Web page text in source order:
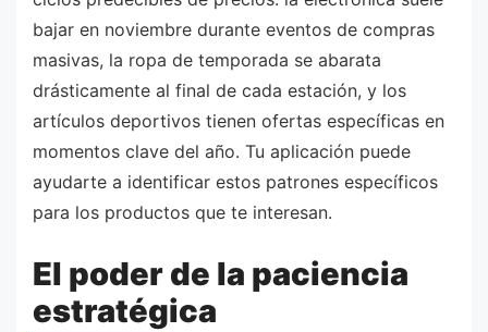
bajar en noviembre durante eventos de compras
masivas, la ropa de temporada se abarata
drásticamente al final de cada estación, y los
artículos deportivos tienen ofertas específicas en
momentos clave del año. Tu aplicación puede
ayudarte a identificar estos patrones específicos
para los productos que te interesan.
El poder de la paciencia
estratégica